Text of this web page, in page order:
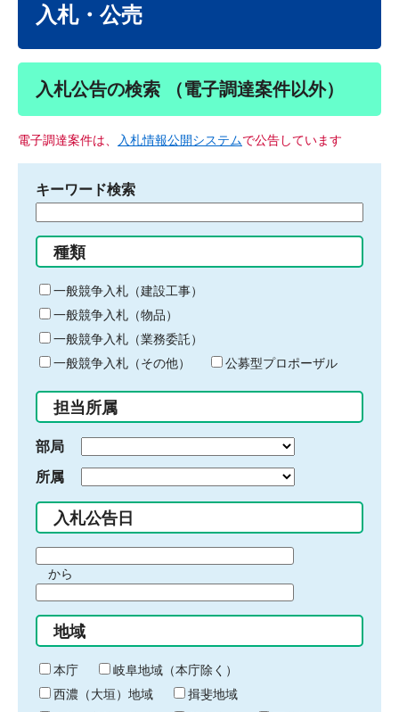
入札・公売
入札公告の検索 （電子調達案件以外）
電子調達案件は、 入札情報公開システムで公告しています
キーワード検索
る
キ
ー
ワ
ー
ド
入
力
種類
一般競争入札（建設工事）
一般競争入札（物品）
一般競争入札（業務委託）
一般競争入札（その他）
公募型プロポーザル
担当所属
部局
所属
入札公告日
間
始
り
から
間
終
わ
り
地域
本庁
岐阜地域（本庁除く）
西濃（大垣）地域
揖斐地域